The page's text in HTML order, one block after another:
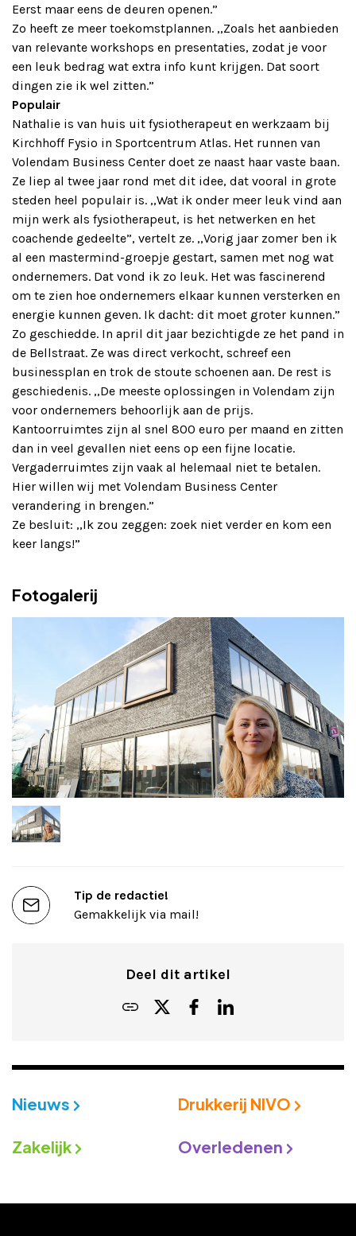
Eerst maar eens de deuren openen.”
Zo heeft ze meer toekomstplannen. ,,Zoals het aanbieden
van relevante workshops en presentaties, zodat je voor
een leuk bedrag wat extra info kunt krijgen. Dat soort
dingen zie ik wel zitten.”
Populair
Nathalie is van huis uit fysiotherapeut en werkzaam bij
Kirchhoff Fysio in Sportcentrum Atlas. Het runnen van
Volendam Business Center doet ze naast haar vaste baan.
Ze liep al twee jaar rond met dit idee, dat vooral in grote
steden heel populair is. ,,Wat ik onder meer leuk vind aan
mijn werk als fysiotherapeut, is het netwerken en het
coachende gedeelte”, vertelt ze. ,,Vorig jaar zomer ben ik
al een mastermind-groepje gestart, samen met nog wat
ondernemers. Dat vond ik zo leuk. Het was fascinerend
om te zien hoe ondernemers elkaar kunnen versterken en
energie kunnen geven. Ik dacht: dit moet groter kunnen.”
Zo geschiedde. In april dit jaar bezichtigde ze het pand in
de Bellstraat. Ze was direct verkocht, schreef een
businessplan en trok de stoute schoenen aan. De rest is
geschiedenis. ,,De meeste oplossingen in Volendam zijn
voor ondernemers behoorlijk aan de prijs.
Kantoorruimtes zijn al snel 800 euro per maand en zitten
dan in veel gevallen niet eens op een fijne locatie.
Vergaderruimtes zijn vaak al helemaal niet te betalen.
Hier willen wij met Volendam Business Center
verandering in brengen.”
Ze besluit: ,,Ik zou zeggen: zoek niet verder en kom een
keer langs!”
Fotogalerij
Tip de redactie!
Gemakkelijk via mail!
Deel dit artikel
Nieuws Drukkerij NIVO
Zakelijk Overledenen